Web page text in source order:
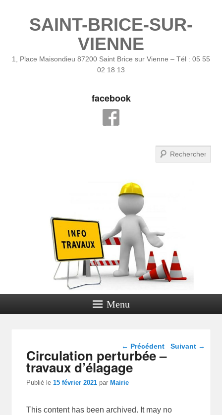
SAINT-BRICE-SUR-
VIENNE
1, Place Maisondieu 87200 Saint Brice sur Vienne – Tél : 05 55
02 18 13
facebook
Menu
Navigation dans les
← Précédent Suivant →
Circulation perturbée –
travaux d’élagage
Publié le15 février 2021 par Mairie
This content has been archived. It may no